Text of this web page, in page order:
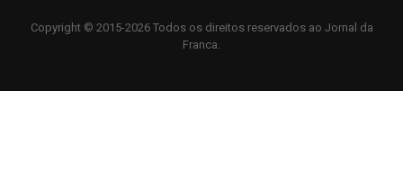
Copyright © 2015-2026 Todos os direitos reservados ao Jornal da
Franca.